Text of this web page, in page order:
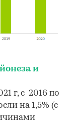
и
г, с 2016 по
на 1,5% (с